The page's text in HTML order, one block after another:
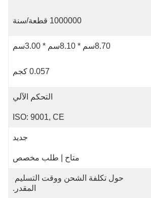
1000000 قطعة/سنة
8.70سم * 8.10سم * 3.00سم
0.057 كجم
التحكم الآلي
ISO: 9001, CE
جديد
متاح | طلب مخصص
حول تكلفة الشحن ووقت التسليم
المقدر.